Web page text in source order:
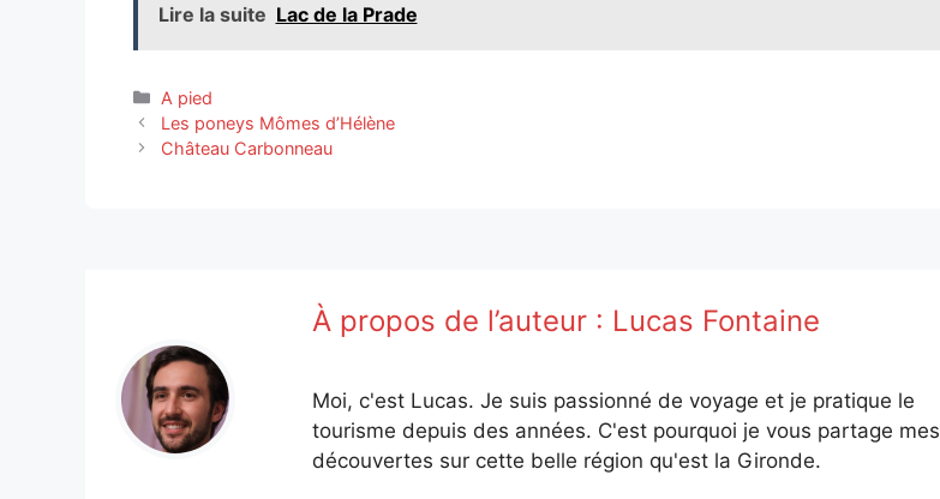
Lire la suite Lac de la Prade
Catégories
A pied
Les poneys Mômes d’Hélène
Château Carbonneau
À propos de l’auteur : Lucas Fontaine
Moi, c'est Lucas. Je suis passionné de voyage et je pratique le
tourisme depuis des années. C'est pourquoi je vous partage mes
découvertes sur cette belle région qu'est la Gironde.